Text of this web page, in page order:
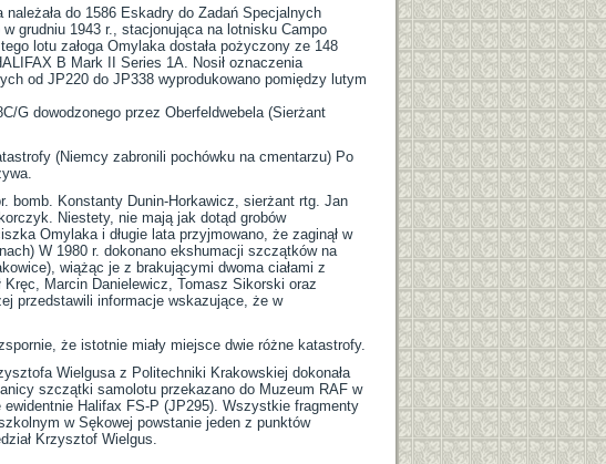
do 1586 Eskadry do Zadań Specjalnych
grudniu 1943 r., stacjonująca na lotnisku Campo
lotu załoga Omylaka dostała pożyczony ze 148
B Mark II Series 1A. Nosił oznaczenia
od JP220 do JP338 wyprodukowano pomiędzy lutym
G dowodzonego przez Oberfeldwebela (Sierżant
(Niemcy zabronili pochówku na cmentarzu) Po
bomb. Konstanty Dunin-Horkawicz, sierżant rtg. Jan
Niestety, nie mają jak dotąd grobów
Omylaka i długie lata przyjmowano, że zaginął w
W 1980 r. dokonano ekshumacji szczątków na
wiążąc je z brakującymi dwoma ciałami z
Marcin Danielewicz, Tomasz Sikorski oraz
przedstawili informacje wskazujące, że w
że istotnie miały miejsce dwie różne katastrofy.
Wielgusa z Politechniki Krakowskiej dokonała
szczątki samolotu przekazano do Muzeum RAF w
Halifax FS-P (JP295). Wszystkie fragmenty
w Sękowej powstanie jeden z punktów
Krzysztof Wielgus.